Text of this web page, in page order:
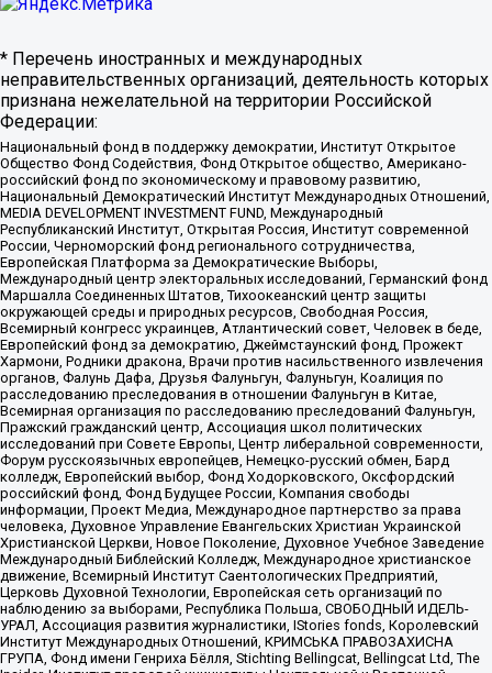
* Перечень иностранных и международных
неправительственных организаций, деятельность которых
признана нежелательной на территории Российской
Федерации:
Национальный фонд в поддержку демократии, Институт Открытое
Общество Фонд Содействия, Фонд Открытое общество, Американо-
российский фонд по экономическому и правовому развитию,
Национальный Демократический Институт Международных Отношений,
MEDIA DEVELOPMENT INVESTMENT FUND, Международный
Республиканский Институт, Открытая Россия, Институт современной
России, Черноморский фонд регионального сотрудничества,
Европейская Платформа за Демократические Выборы,
Международный центр электоральных исследований, Германский фонд
Маршалла Соединенных Штатов, Тихоокеанский центр защиты
окружающей среды и природных ресурсов, Свободная Россия,
Всемирный конгресс украинцев, Атлантический совет, Человек в беде,
Европейский фонд за демократию, Джеймстаунский фонд, Прожект
Хармони, Родники дракона, Врачи против насильственного извлечения
органов, Фалунь Дафа, Друзья Фалуньгун, Фалуньгун, Коалиция по
расследованию преследования в отношении Фалуньгун в Китае,
Всемирная организация по расследованию преследований Фалуньгун,
Пражский гражданский центр, Ассоциация школ политических
исследований при Совете Европы, Центр либеральной современности,
Форум русскоязычных европейцев, Немецко-русский обмен, Бард
колледж, Европейский выбор, Фонд Ходорковского, Оксфордский
российский фонд, Фонд Будущее России, Компания свободы
информации, Проект Медиа, Международное партнерство за права
человека, Духовное Управление Евангельских Христиан Украинской
Христианской Церкви, Новое Поколение, Духовное Учебное Заведение
Международный Библейский Колледж, Международное христианское
движение, Всемирный Институт Саентологических Предприятий,
Церковь Духовной Технологии, Европейская сеть организаций по
наблюдению за выборами, Республика Польша, СВОБОДНЫЙ ИДЕЛЬ-
УРАЛ, Ассоциация развития журналистики, IStories fonds, Королевский
Институт Международных Отношений, КРИМСЬКА ПРАВОЗАХИСНА
ГРУПА, Фонд имени Генриха Бёлля, Stichting Bellingcat, Bellingcat Ltd, The